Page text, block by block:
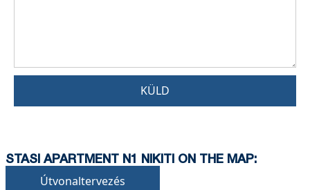
KÜLD
STASI APARTMENT N1 NIKITI ON THE MAP:
Útvonaltervezés